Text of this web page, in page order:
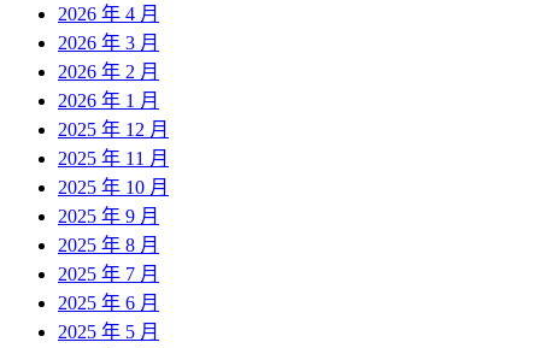
2026 年 4 月
2026 年 3 月
2026 年 2 月
2026 年 1 月
2025 年 12 月
2025 年 11 月
2025 年 10 月
2025 年 9 月
2025 年 8 月
2025 年 7 月
2025 年 6 月
2025 年 5 月